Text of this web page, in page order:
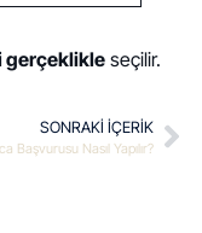
gerçeklikle seçilir.
SONRAKI IÇERIK
Başvurusu Nasıl Yapılır?